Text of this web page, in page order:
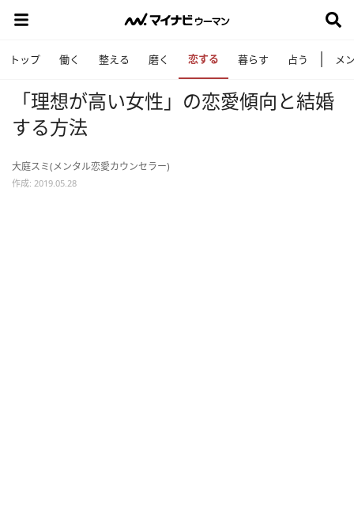
トップ 働く 整える 磨く 恋する 暮らす 占う メ
「理想が高い女性」の恋愛傾向と結婚
する方法
大庭スミ(メンタル恋愛カウンセラー)
作成: 2019.05.28